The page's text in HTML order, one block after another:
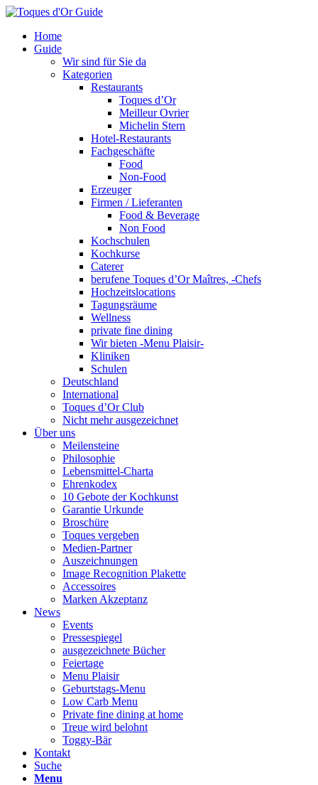
Home
Guide
Wir sind für Sie da
Kategorien
Restaurants
Toques d’Or
Meilleur Ovrier
Michelin Stern
Hotel-Restaurants
Fachgeschäfte
Food
Non-Food
Erzeuger
Firmen / Lieferanten
Food & Beverage
Non Food
Kochschulen
Kochkurse
Caterer
berufene Toques d’Or Maîtres, -Chefs
Hochzeitslocations
Tagungsräume
Wellness
private fine dining
Wir bieten -Menu Plaisir-
Kliniken
Schulen
Deutschland
International
Toques d’Or Club
Nicht mehr ausgezeichnet
Über uns
Meilensteine
Philosophie
Lebensmittel-Charta
Ehrenkodex
10 Gebote der Kochkunst
Garantie Urkunde
Broschüre
Toques vergeben
Medien-Partner
Auszeichnungen
Image Recognition Plakette
Accessoires
Marken Akzeptanz
News
Events
Pressespiegel
ausgezeichnete Bücher
Feiertage
Menu Plaisir
Geburtstags-Menu
Low Carb Menu
Private fine dining at home
Treue wird belohnt
Toggy-Bär
Kontakt
Suche
Menu